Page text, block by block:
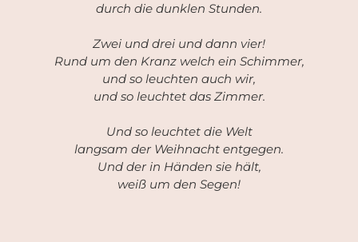
durch die dunklen Stunden.
Zwei und drei und dann vier!
Rund um den Kranz welch ein Schimmer,
und so leuchten auch wir,
und so leuchtet das Zimmer.
Und so leuchtet die Welt
langsam der Weihnacht entgegen.
Und der in Händen sie hält,
weiß um den Segen!